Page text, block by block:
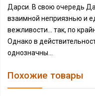
Дарси. В свою очередь
взаимной неприязнью и
вежливости... так, по
Однако в
однозначны...
Похожие товары